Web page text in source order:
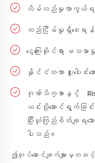
လိမ်လည်မှုကာကွယ်
တည်ငြိမ်မှုရှိစေရန်
ငွေကြေးဆိုင်ရာ မသမ
နိုင်ငံတကာ ပူးပေါ
ဂုဏ်သိက္ခာနှင့်
ယင်းသို့ဆောင်ရွက်ခြ
ပြီးယုံကြည်စိတ်ချရ
ပါသည်။
ဤလုပ်ဆောင်ချက်များမှတဆင့်